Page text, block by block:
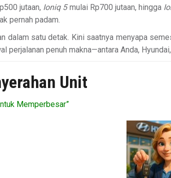
jutaan, Ioniq 5mulai Rp700 jutaan, hingga
pernah padam.
dalam satu detak. Kini saatnya menyapa
penuh makna—antara Anda,
Unit
Memperbesar”